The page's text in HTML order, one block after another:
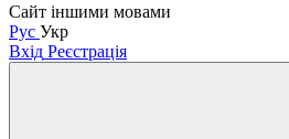
Сайт іншими мовами
Рус Укр
Вхід Реєстрація